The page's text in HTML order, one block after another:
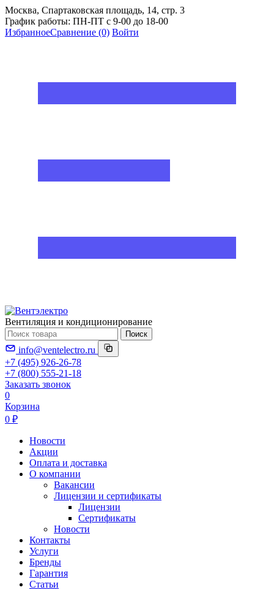
Москва, Спартаковская площадь, 14, стр. 3
График работы: ПН-ПТ с 9-00 до 18-00
ИзбранноеСравнение (0) Войти
Вентиляция и кондиционирование
Поиск
info@ventelectro.ru
+7 (495) 926-26-78
+7 (800) 555-21-18
Заказать звонок
0
Корзина
0 ₽
Новости
Акции
Оплата и доставка
О компании
Вакансии
Лицензии и сертификаты
Лицензии
Сертификаты
Новости
Контакты
Услуги
Бренды
Гарантия
Статьи